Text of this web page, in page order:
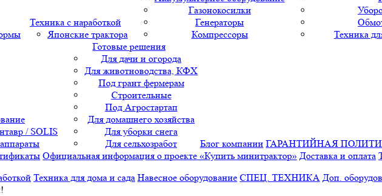
Техника с наработкой
Японские трактора
Газонокосилки
Генераторы
Компрессоры
Техника
/ SOLIS
Готовые решения
Для дачи и огорода
Для животноводства, КФХ
Под грант фермерам
Строительные
Под Агростартап
Для домашнего хозяйства
Для уборки снега
Для сельхозработ
Блог компании ГАРАНТИЙНАЯ
Официальная информация о проекте «Купить минитрактор» Доставка и оплата
Техника для дома и сада Навесное оборудование СПЕЦ. ТЕХНИКА Доп.